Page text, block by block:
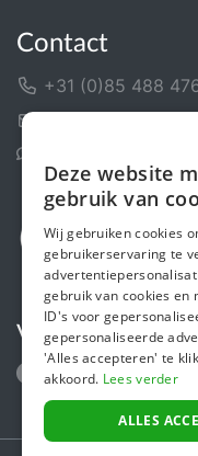
Contact
+31 (0)85 488
Volg ons
Deze website
gebruik van
Wij gebruiken cookies
gebruikerservaring te
gebruik van cookies en
ID's voor
gepersonaliseerde
'Alles accepteren' te
akkoord. Lees verder
ALLES